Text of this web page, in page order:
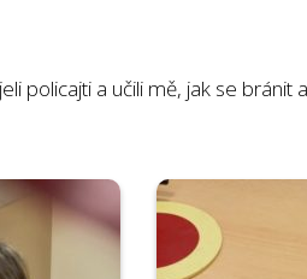
policajti a učili mě, jak se bránit